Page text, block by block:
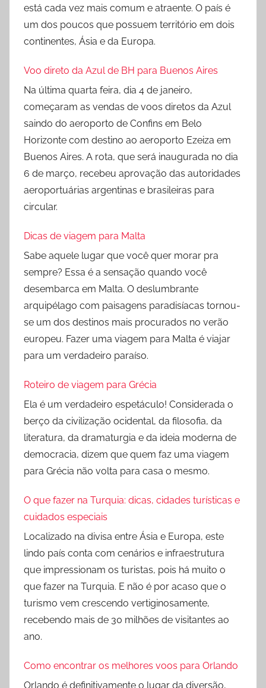
está cada vez mais comum e atraente. O país é
um dos poucos que possuem território em dois
continentes, Ásia e da Europa.
Voo direto da Azul de BH para Buenos Aires
Na última quarta feira, dia 4 de janeiro,
começaram as vendas de voos diretos da Azul
saindo do aeroporto de Confins em Belo
Horizonte com destino ao aeroporto Ezeiza em
Buenos Aires. A rota, que será inaugurada no dia
6 de março, recebeu aprovação das autoridades
aeroportuárias argentinas e brasileiras para
circular.
Dicas de viagem para Malta
Sabe aquele lugar que você quer morar pra
sempre? Essa é a sensação quando você
desembarca em Malta. O deslumbrante
arquipélago com paisagens paradisíacas tornou-
se um dos destinos mais procurados no verão
europeu. Fazer uma viagem para Malta é viajar
para um verdadeiro paraíso.
Roteiro de viagem para Grécia
Ela é um verdadeiro espetáculo! Considerada o
berço da civilização ocidental, da filosofia, da
literatura, da dramaturgia e da ideia moderna de
democracia, dizem que quem faz uma viagem
para Grécia não volta para casa o mesmo.
O que fazer na Turquia: dicas, cidades turísticas e
cuidados especiais
Localizado na divisa entre Ásia e Europa, este
lindo país conta com cenários e infraestrutura
que impressionam os turistas, pois há muito o
que fazer na Turquia. E não é por acaso que o
turismo vem crescendo vertiginosamente,
recebendo mais de 30 milhões de visitantes ao
ano.
Como encontrar os melhores voos para Orlando
Orlando é definitivamente o lugar da diversão,